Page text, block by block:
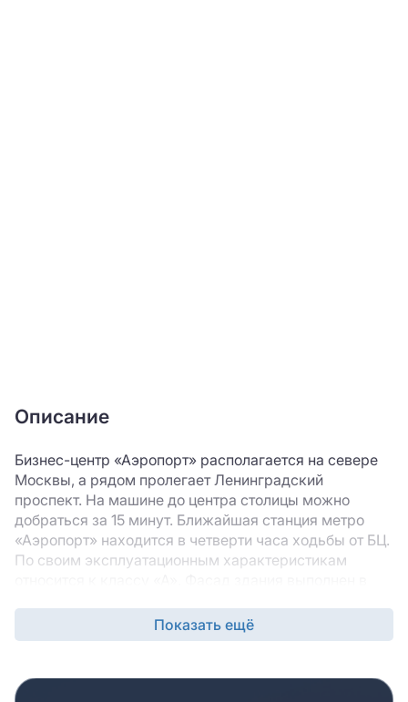
Описание
Бизнес-центр «Аэропорт» располагается на севере
Москвы, а рядом пролегает Ленинградский
проспект. На машине до центра столицы можно
добраться за 15 минут. Ближайшая станция метро
«Аэропорт» находится в четверти часа ходьбы от БЦ.
По своим эксплуатационным характеристикам
деловому комплексу примыкает торговая галерея. В
холле офисного центра размещена стойка службы
Помещения со свободной или кабинетной
Показать ещё